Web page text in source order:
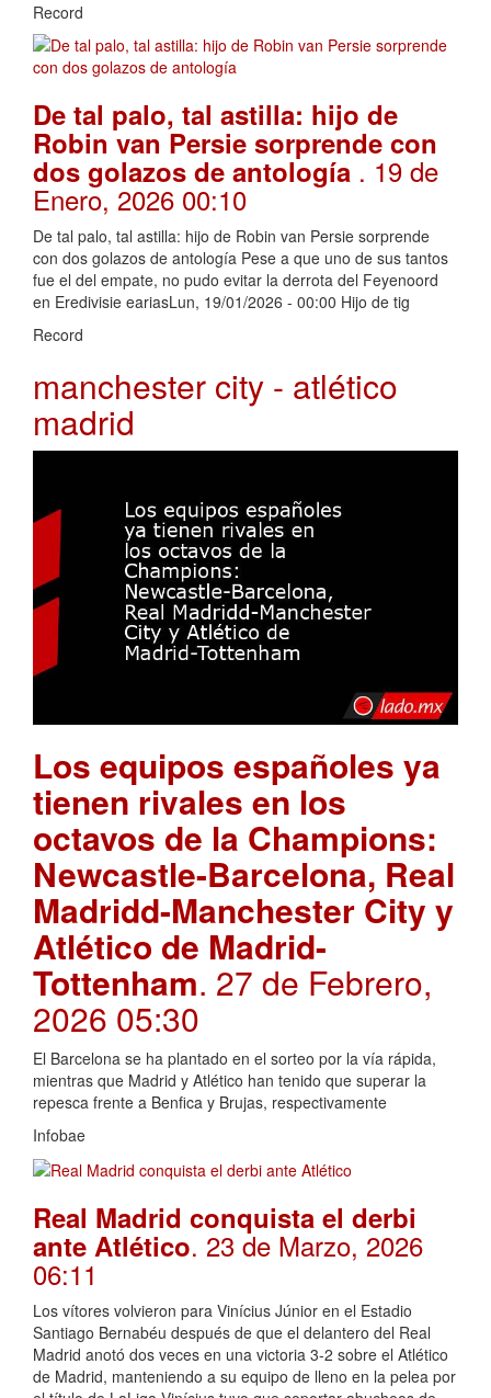
Record
De tal palo, tal astilla: hijo de
Robin van Persie sorprende con
dos golazos de antología . 19 de
Enero, 2026 00:10
De tal palo, tal astilla: hijo de Robin van Persie sorprende
con dos golazos de antología Pese a que uno de sus tantos
fue el del empate, no pudo evitar la derrota del Feyenoord
en Eredivisie eariasLun, 19/01/2026 - 00:00 Hijo de tig
Record
manchester city - atlético
madrid
Los equipos españoles ya
tienen rivales en los
octavos de la Champions:
Newcastle-Barcelona, Real
Madridd-Manchester City y
Atlético de Madrid-
Tottenham. 27 de Febrero,
2026 05:30
El Barcelona se ha plantado en el sorteo por la vía rápida,
mientras que Madrid y Atlético han tenido que superar la
repesca frente a Benfica y Brujas, respectivamente
Infobae
Real Madrid conquista el derbi
ante Atlético. 23 de Marzo, 2026
06:11
Los vítores volvieron para Vinícius Júnior en el Estadio
Santiago Bernabéu después de que el delantero del Real
Madrid anotó dos veces en una victoria 3-2 sobre el Atlético
de Madrid, manteniendo a su equipo de lleno en la pelea por